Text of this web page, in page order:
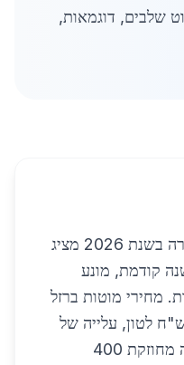
שלבים, דוגמאות,
שוק סחר הברזל והפלדה בגדרה בשנת 2026 מציג
לשנה קודמת, מונע
מחירי מוטות ברזל
מ"מ עומדים על 2,800 ש"ח לטון, עלייה של
12% עקב עלויות יבוא. פלדה מחוזקת 400